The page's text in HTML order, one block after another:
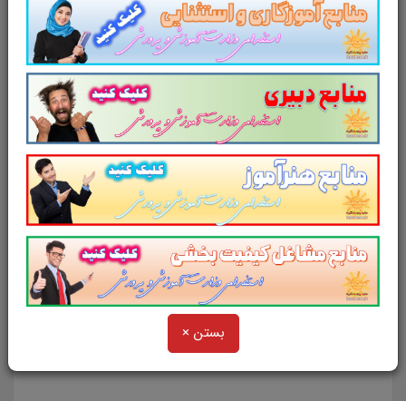
بستن ×
روانشناسی کارشامل
180 سوال تستی جامعه
شناسی کار
و150 سوال تستی روانشناسی کار
و در
مجموع شامل330سوال تستی در159صفحهبا
پاسخ تشریحی
در قالب فایل pdf. بهترین منبع
برای آزمون های استخدامی می باشد.جزوه
سوالات تستیجامعه شناسی و روانشناسی کار
مطالب خوانده شده داوطلبین آزمون استخدامی را
نظم بخشیده و منسجم می سازد. این مجموعه
مرور سریعداوطلب را سبب می شود و آگاهی
های وی رانظم بخشیده و یک آمادگی و شبیه
سازی را برای جلسه آزمون به همراه دارد. مطالعه
این منبع برای همه داوطلبین شرکت کننده در
آزمون های استخدامیپیشنهاد می شود.